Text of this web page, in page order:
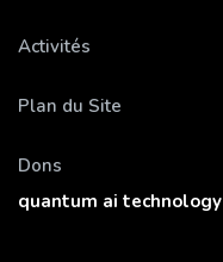
Activités
Plan du Site
Dons
quantum ai technology